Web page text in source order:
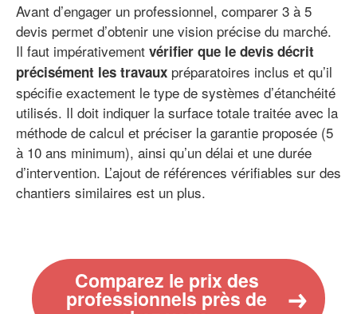
Avant d’engager un professionnel, comparer 3 à 5
devis permet d’obtenir une vision précise du marché.
Il faut impérativement vérifier que le devis décrit
précisément les travaux préparatoires inclus et qu’il
spécifie exactement le type de systèmes d’étanchéité
utilisés. Il doit indiquer la surface totale traitée avec la
méthode de calcul et préciser la garantie proposée (5
à 10 ans minimum), ainsi qu’un délai et une durée
d’intervention. L’ajout de références vérifiables sur des
chantiers similaires est un plus.
Comparez le prix des
professionnels près de